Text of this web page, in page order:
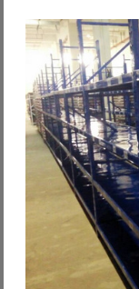
Forgot your password?
Forgot your username?